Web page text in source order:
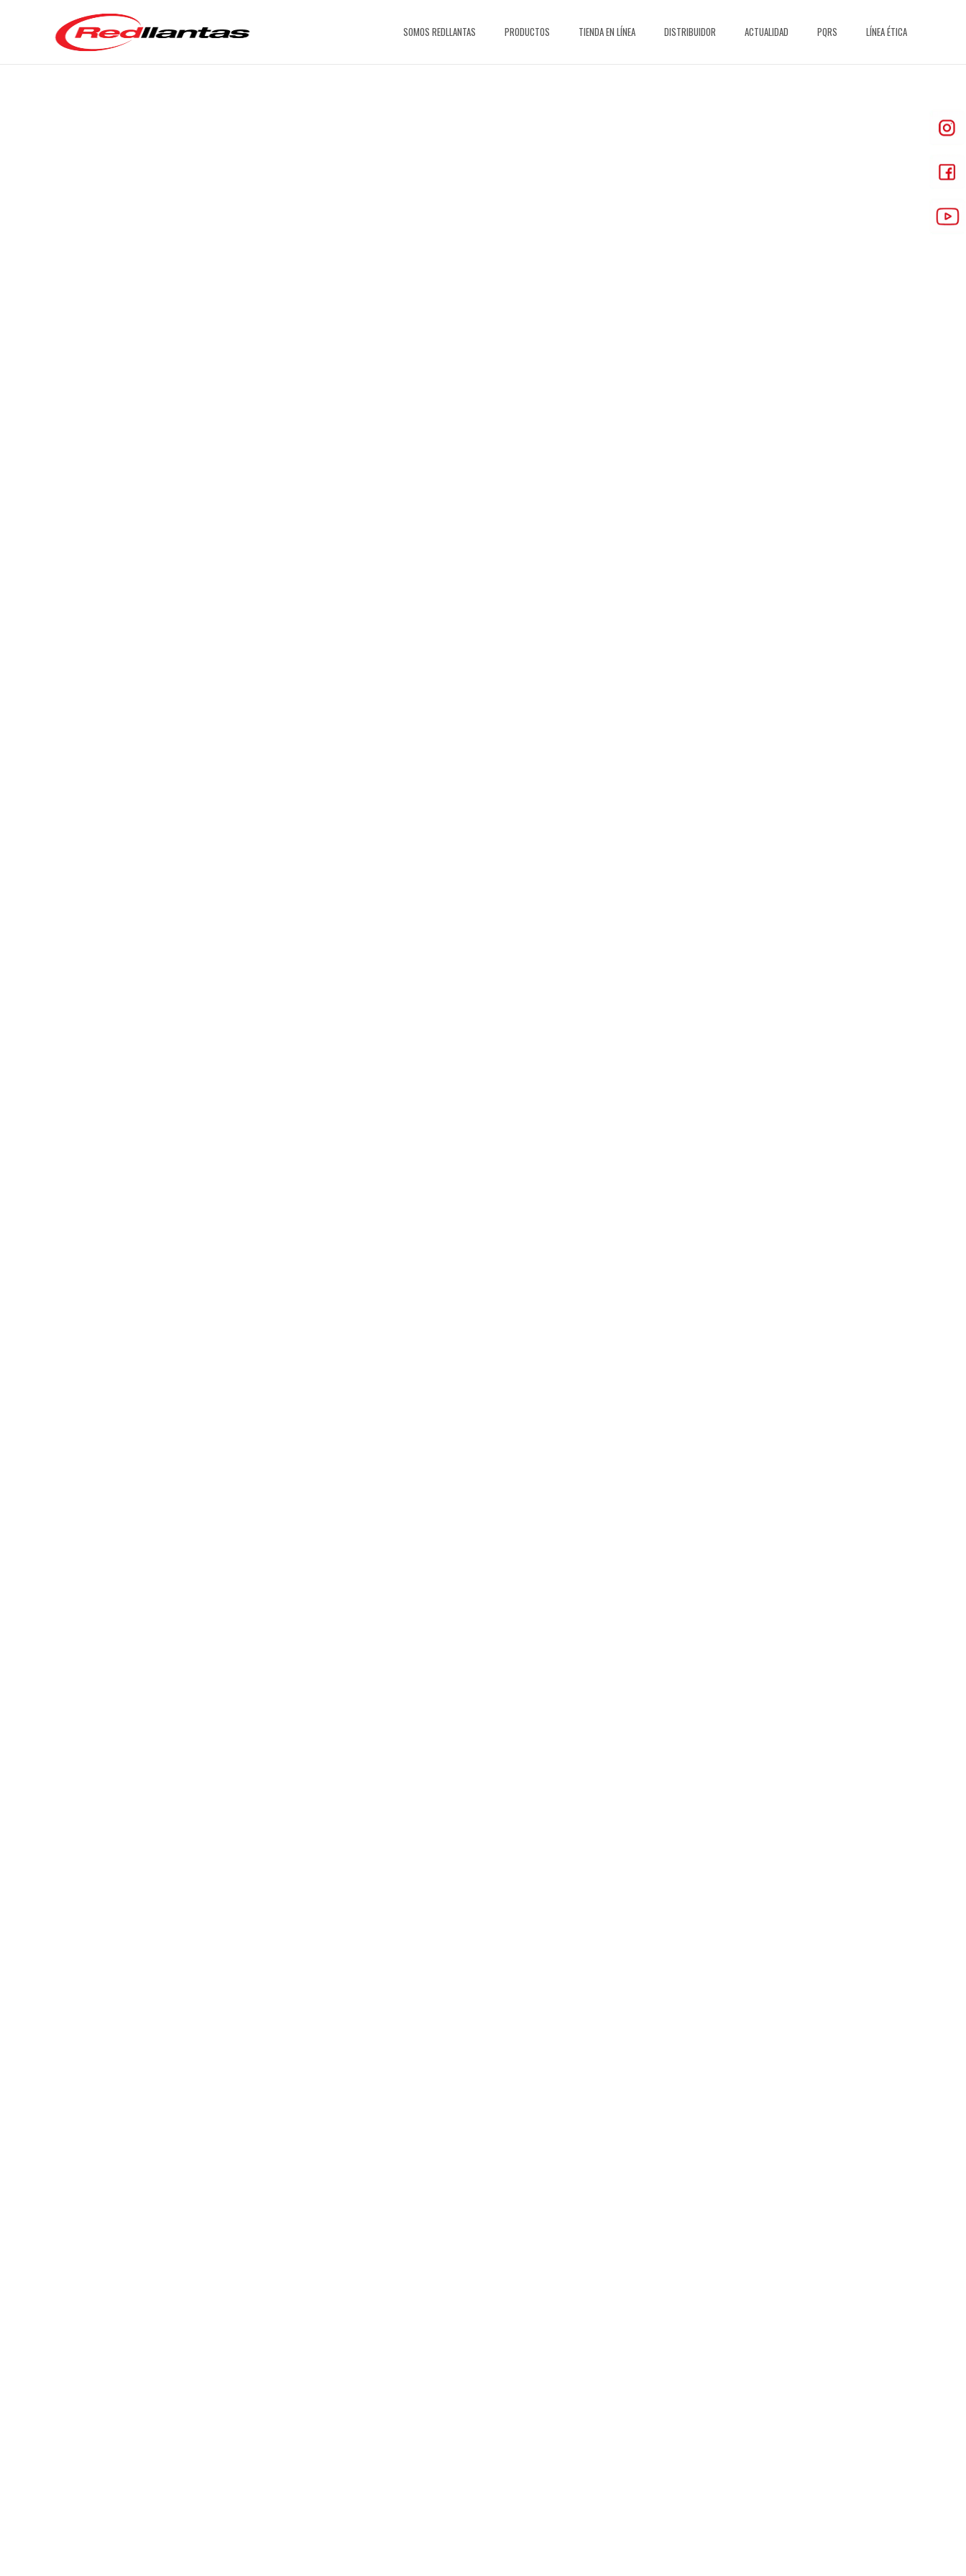
SOMOS REDLLANTAS PRODUCTOS TIENDA EN LÍNEA DISTRIBUIDOR ACTUALIDAD PQRS LÍNEA ÉTICA